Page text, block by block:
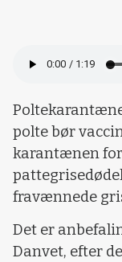
polte bør
karantænen
fravænnede
Det er
Danvet, efter